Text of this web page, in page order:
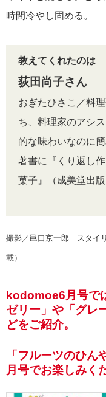
時間冷やし固める。
教えてくれたのは
荻田尚子さん
おぎたひさこ／料
ち、料理家のアシ
的な味わいなのに
著書に『くり返し
菓子』（成美堂出版
撮影／邑口京一郎 スタイ
載）
kodomoe6月号で
ゼリー」や「グレ
どをご紹介。
「フルーツのひ
月号でお楽しみく